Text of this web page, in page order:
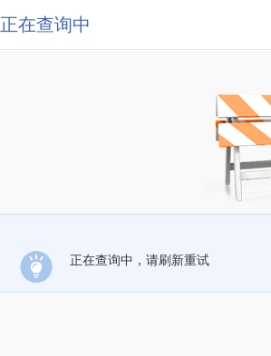
正在查询中
正在查询中，请刷新重试